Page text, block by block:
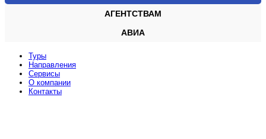
АГЕНТСТВАМ
АВИА
Туры
Направления
Сервисы
O компании
Контакты